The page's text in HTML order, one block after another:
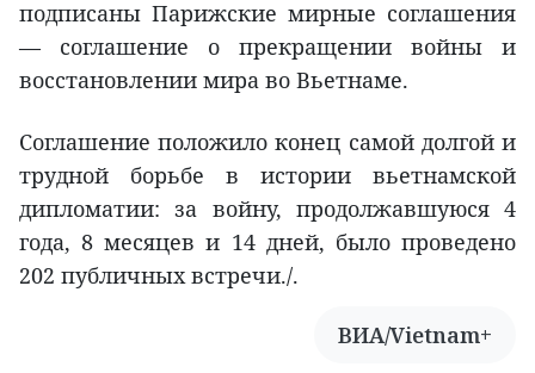
подписаны Парижские мирные соглашения
— соглашение о прекращении войны и
восстановлении мира во Вьетнаме.
Соглашение положило конец самой долгой и
трудной борьбе в истории вьетнамской
дипломатии: за войну, продолжавшуюся 4
года, 8 месяцев и 14 дней, было проведено
202 публичных встречи./.
ВИА/Vietnam+